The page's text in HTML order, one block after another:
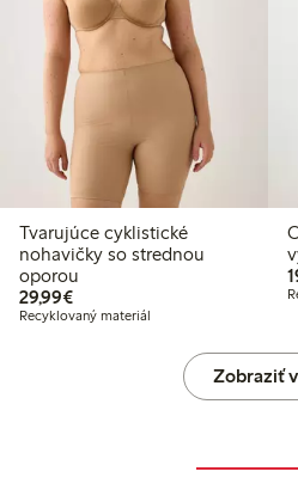
Tvarujúce cyklistické
nohavičky so strednou
oporou
29,99€29,99 €
Recyklovaný materiál
Zobraziť